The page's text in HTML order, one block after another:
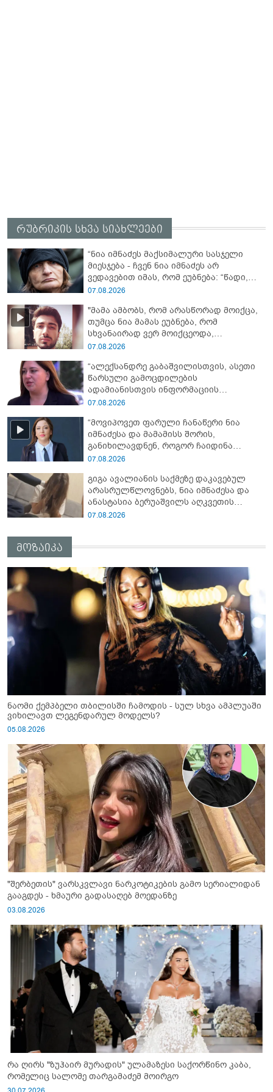
რუბრიკის სხვა სიახლეები
“ნია იმნაძეს მაქსიმალური სასჯელი
მიესჯება - ჩვენ ნია იმნაძეს არ
ვედავებით იმას, რომ ეუბნება: “წადი,
მოკალი“, ეს დაკვეთაა, ჩვენ ვამბობთ,
ავალიანის დედა
07.08.2026
"მამა ამბობს, რომ არასწორად მოიქცა,
თუმცა ნია მამას ეუბნება, რომ
სხვანაირად ვერ მოიქცეოდა,
თანამედროვე ეპოქაში სხვანაირად
დეტალებზე საუბრობს გიგა ავალიანის
საქმის პროკურორი?
07.08.2026
“ალექსანდრე გაბაშვილისთვის, ასეთი
წარსული გამოცდილების
ადამიანისთვის ინფორმაციის
მიწოდება, რომ მასწავლებელი
ფაქტობრივად, წაქეზება იყო” -
პროკურორი ნია იმნაძეზე
07.08.2026
“მოვიპოვეთ ფარული ჩანაწერი ნია
იმნაძესა და მამამისს შორის,
განიხილავდნენ, როგორ ჩაიდინა
გაბაშვილმა დანაშაული” - რას ამბობს
07.08.2026
გიგა ავალიანის საქმეზე დაკავებულ
არასრულწლოვნებს, ნია იმნაძესა და
ანასტასია ბერუაშვილს აღკვეთის
ღონისძიების სახით პატიმრობა
07.08.2026
მოზაიკა
ნაომი ქემპბელი თბილისში ჩამოდის - სულ სხვა ამპლუაში
ვიხილავთ ლეგენდარულ მოდელს?
05.08.2026
"შერბეთის" ვარსკვლავი ნარკოტიკების გამო სერიალიდან
გააგდეს - ხმაური გადასაღებ მოედანზე
03.08.2026
რა ღირს "ზუჰაირ მურადის" ულამაზესი საქორწინო კაბა,
რომელიც სალომე თარგამაძემ მოირგო